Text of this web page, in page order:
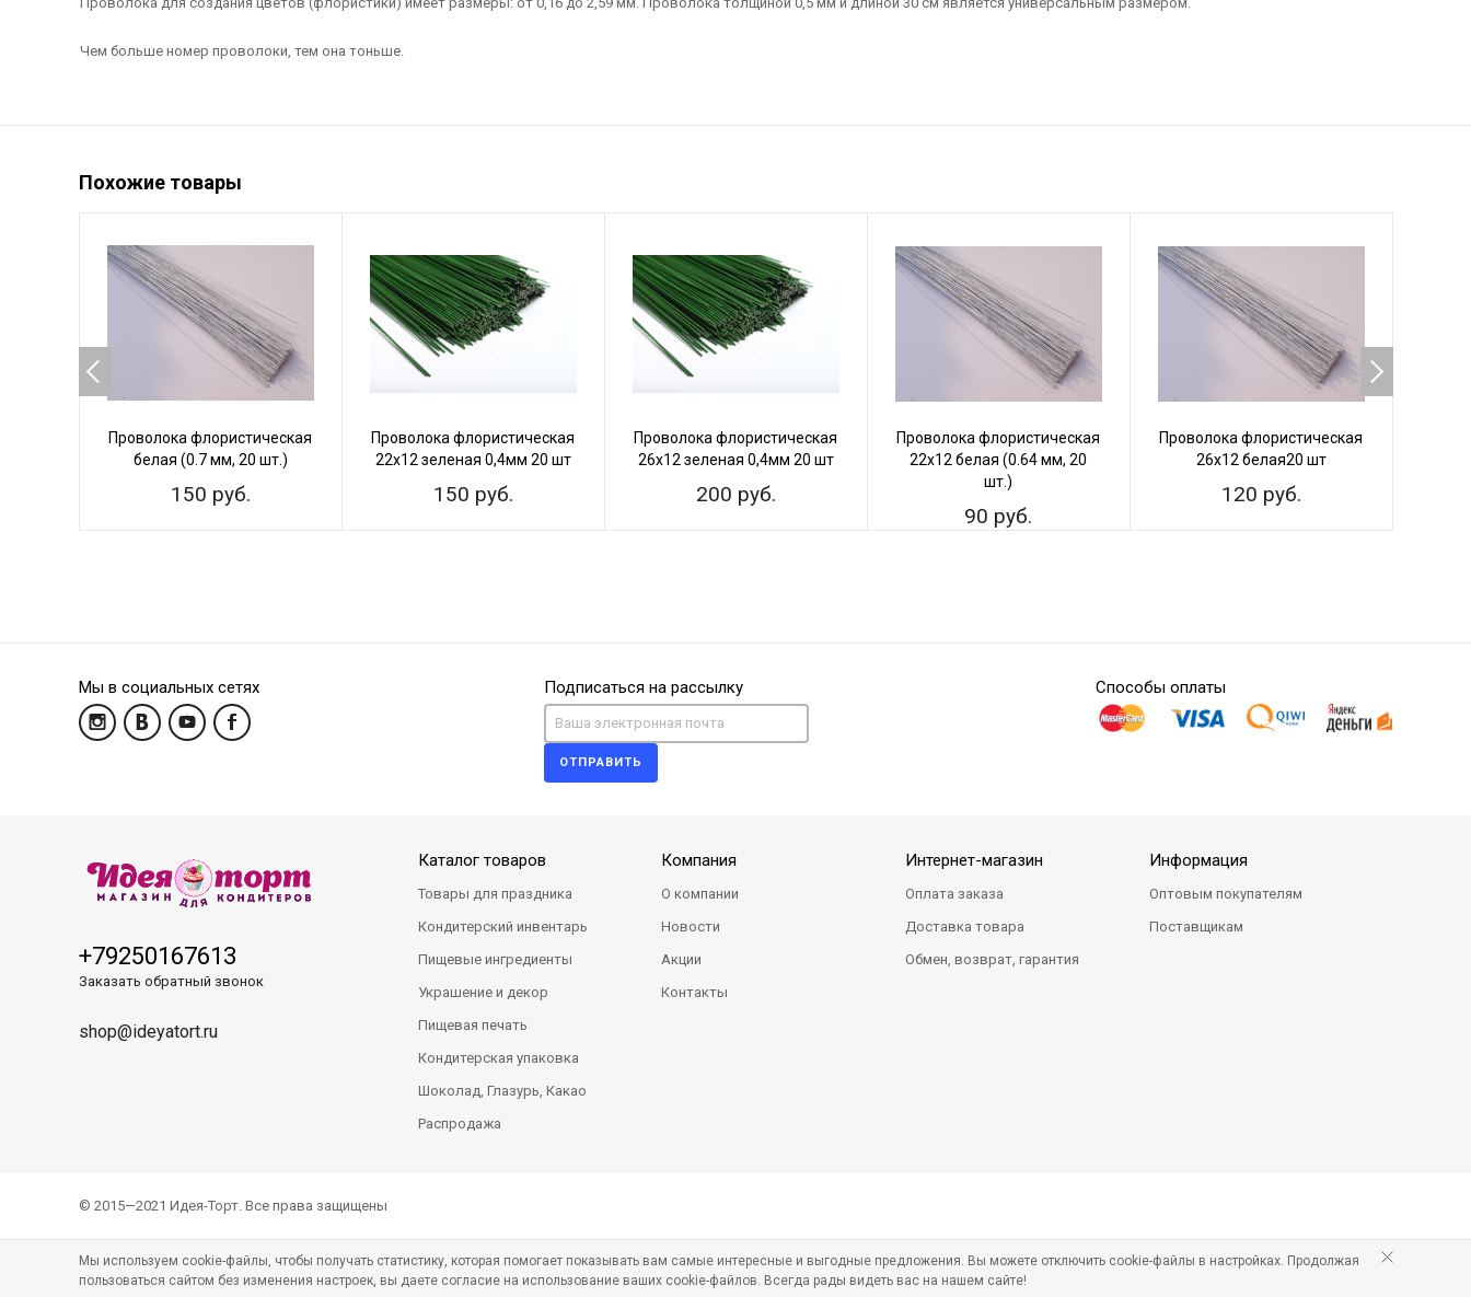
Чем больше номер проволоки, тем она тоньше.
Похожие товары
Проволока флористическая
белая (0.7 мм, 20 шт.)
150 руб.
Проволока флористическая
22х12 зеленая 0,4мм 20 шт
150 руб.
Проволока флористическая
26х12 зеленая 0,4мм 20 шт
200 руб.
Проволока флористическая
22х12 белая (0.64 мм, 20
шт.)
90 руб.
Проволока флористическая
26х12 белая20 шт
120 руб.
Мы в социальных сетях Подписаться на рассылку
ОТПРАВИТЬ
Способы оплаты
+79250167613
Заказать обратный звонок
shop@ideyatort.ru
Каталог товаров
Товары для праздника
Кондитерский инвентарь
Пищевые ингредиенты
Украшение и декор
Пищевая печать
Кондитерская упаковка
Шоколад, Глазурь, Какао
Распродажа
Компания
О компании
Новости
Акции
Контакты
Интернет-магазин
Оплата заказа
Доставка товара
Обмен, возврат, гарантия
Информация
Оптовым покупателям
Поставщикам
© 2015—2021 Идея-Торт. Все права защищены
Мы используем cookie-файлы, чтобы получать статистику, которая помогает показывать вам самые интересные и выгодные предложения. Вы можете отключить cookie-файлы в настройках. Продолжая
пользоваться сайтом без изменения настроек, вы даете согласие на использование ваших cookie-файлов. Всегда рады видеть вас на нашем сайте!